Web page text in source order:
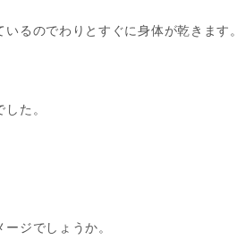
るのでわりとすぐに身体が乾きます。
た。
ジでしょうか。